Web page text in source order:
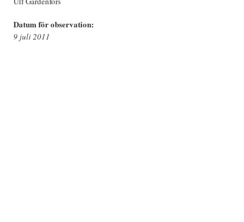
Datum för observation:
9 juli 2011